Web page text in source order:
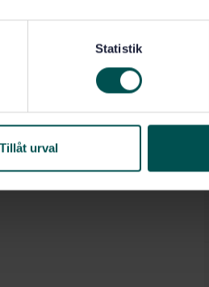
Statistik
Tillåt urval